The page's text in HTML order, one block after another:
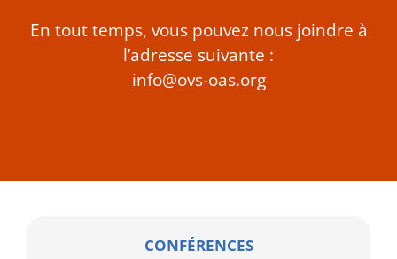
En tout temps, vous pouvez nous joindre à
l’adresse suivante :
info@ovs-oas.org
CONFÉRENCES